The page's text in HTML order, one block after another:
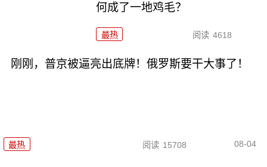
何成了一地鸡毛？
最热 阅读 4618
刚刚，普京被逼亮出底牌！俄罗斯要干大事了！
最热 阅读 15708 08-04